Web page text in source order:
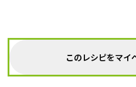
このレシピをマイ